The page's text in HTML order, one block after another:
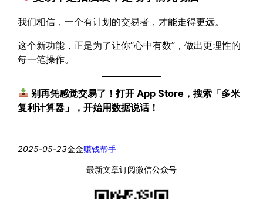
我们相信，一个有计划的交易者，才能走得更远。
这个新功能，正是为了让你“心中有数”，做出更理性的
每一笔操作。
别再凭感觉交易了！打开 App Store，搜索「多米
复利计算器」，开始用数据说话！
2025-05-23金金赚钱帮手
最新文章订阅微信公众号